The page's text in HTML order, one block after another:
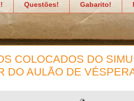
Questões! Gabarito!
COLOCADOS DO
DO AULÃO DE